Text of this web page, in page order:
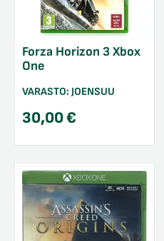
Forza Horizon 3 Xbox
One
VARASTO: JOENSUU
30,00€